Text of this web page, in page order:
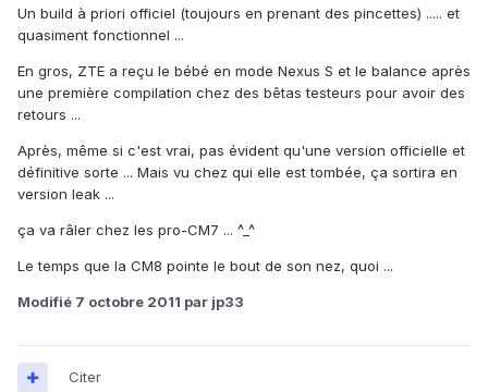
Un build à priori officiel (toujours en prenant des pincettes) ..... et
quasiment fonctionnel ...
En gros, ZTE a reçu le bébé en mode Nexus S et le balance après
une première compilation chez des bêtas testeurs pour avoir des
retours ...
Après, même si c'est vrai, pas évident qu'une version officielle et
définitive sorte ... Mais vu chez qui elle est tombée, ça sortira en
version leak ...
ça va râler chez les pro-CM7 ... ^_^
Le temps que la CM8 pointe le bout de son nez, quoi ...
Modifié 7 octobre 2011 par jp33
Citer